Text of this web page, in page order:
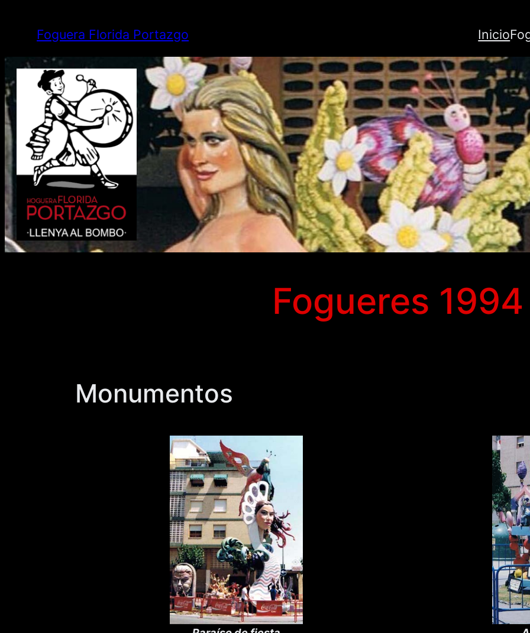
contenido
Foguera Florida Portazgo Inicio
Fogueres 1994
Monumentos